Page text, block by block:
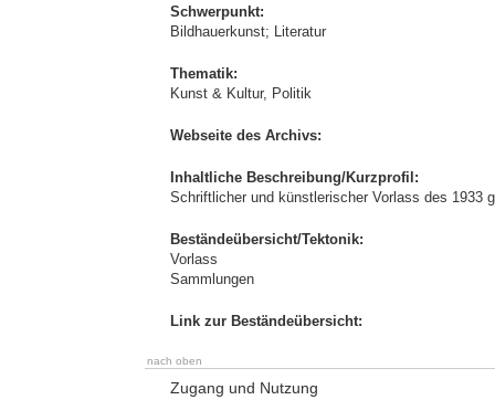
Schwerpunkt:
Bildhauerkunst; Literatur
Thematik:
Kunst & Kultur, Politik
Webseite des Archivs:
Inhaltliche Beschreibung/Kurzprofil:
Schriftlicher und künstlerischer Vorlass des 1933
Beständeübersicht/Tektonik:
Vorlass
Sammlungen
Link zur Beständeübersicht:
nach oben
Zugang und Nutzung